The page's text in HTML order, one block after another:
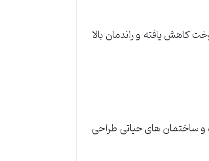
کاهش یافته و راندمان بالا
و ساختمان های حیاتی طراحی